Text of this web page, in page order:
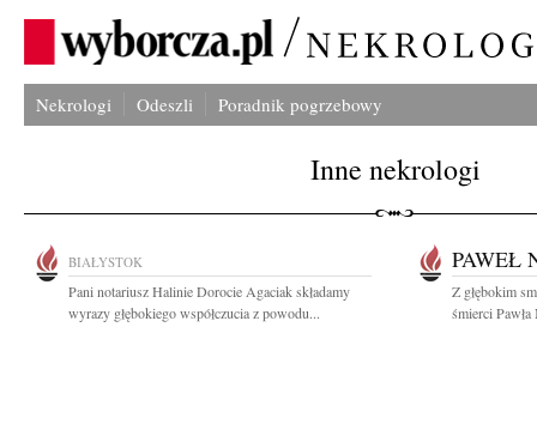
Nekrologi Odeszli Poradnik pogrzebowy
Inne nekrologi
BIAŁYSTOK
Pani notariusz Halinie Dorocie Agaciak składamy
wyrazy głębokiego współczucia z powodu...
PAWEŁ
Z głębokim
śmierci